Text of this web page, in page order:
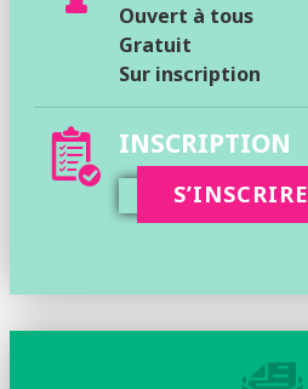
Ouvert à tous
Gratuit
Sur inscription
INSCRIPTION
S’INSCRIRE